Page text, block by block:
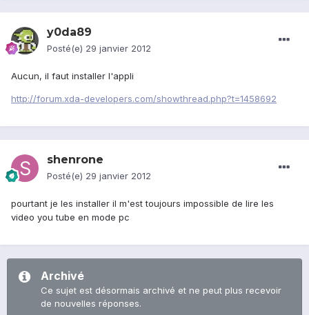
y0da89
Posté(e) 29 janvier 2012
Aucun, il faut installer l'appli
http://forum.xda-developers.com/showthread.php?t=1458692
shenrone
Posté(e) 29 janvier 2012
pourtant je les installer il m'est toujours impossible de lire les
video you tube en mode pc
Archivé
Ce sujet est désormais archivé et ne peut plus recevoir
de nouvelles réponses.